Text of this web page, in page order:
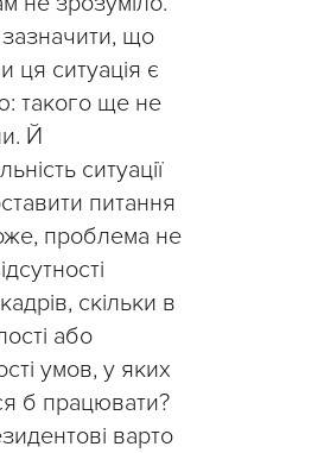
що
ця ситуація є
такого ще не
Й
ситуації
питання
проблема не
скільки в
або
умов, у яких
б працювати?
варто